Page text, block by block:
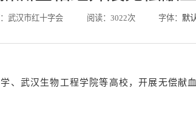
武汉市红十字会 阅读：3022次 字体：默
、武汉生物工程学院等高校，开展无偿献